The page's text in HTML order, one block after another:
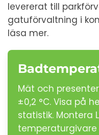
levererat till
gatuförvaltning i
läsa mer.
Mät och
±0,2 °C. Visa på
statistik. Montera